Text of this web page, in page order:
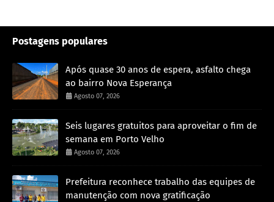
Postagens populares
Após quase 30 anos de espera, asfalto chega
ao bairro Nova Esperança
Agosto 07, 2026
Seis lugares gratuitos para aproveitar o fim de
semana em Porto Velho
Agosto 07, 2026
Prefeitura reconhece trabalho das equipes de
manutenção com nova gratificação